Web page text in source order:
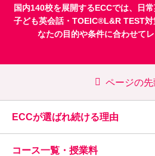
国内140校を展開するECCでは、
日
子ども英会話・ TOEIC®L&R TEST対
なたの目的や条件に合わせてレ
ページの
ECCが選ばれ続ける理由
コース一覧・授業料